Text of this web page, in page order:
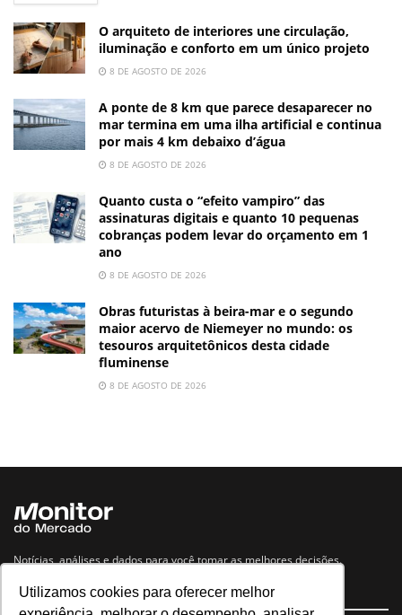
Utilizamos cookies para oferecer melhor
O arquiteto de interiores une circulação,
iluminação e conforto em um único projeto
8 DE AGOSTO DE 2026
A ponte de 8 km que parece desaparecer no
mar termina em uma ilha artificial e continua
por mais 4 km debaixo d’água
8 DE AGOSTO DE 2026
Quanto custa o “efeito vampiro” das
assinaturas digitais e quanto 10 pequenas
cobranças podem levar do orçamento em 1
ano
8 DE AGOSTO DE 2026
Obras futuristas à beira-mar e o segundo
maior acervo de Niemeyer no mundo: os
tesouros arquitetônicos desta cidade
fluminense
8 DE AGOSTO DE 2026
Notícias, análises e dados para você tomar as melhores decisões.
Navegue no site